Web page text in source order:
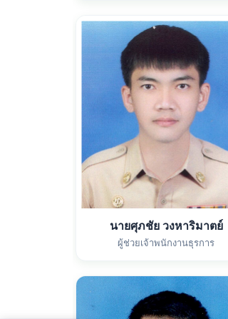
นายศุภชัย วงหาริมาตย์
ผู้ช่วยเจ้าพนักงานธุรการ